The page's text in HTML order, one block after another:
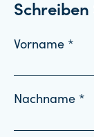
Schreiben
Vorname *
Nachname *